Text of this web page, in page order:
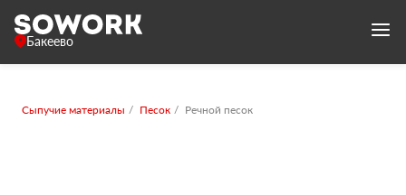
Бакеево
Сыпучие материалы Песок Речной песок